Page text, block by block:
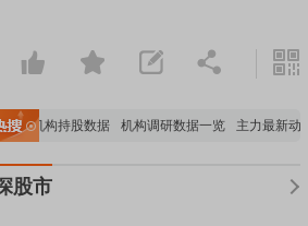
机构持股数据 机构调研数据一览 主力最新动向
股市